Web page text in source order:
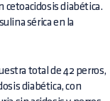
cetoacidosis diabética.
sérica en la
total de 42 perros,
diabética, con